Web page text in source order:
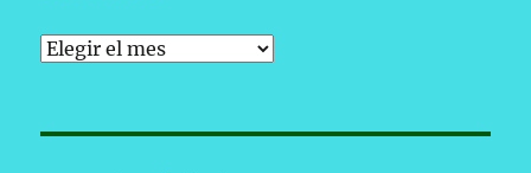
Archivos